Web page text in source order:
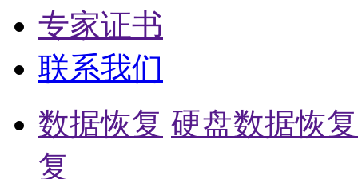
专家证书
联系我们
数据恢复 硬盘数据恢复
复